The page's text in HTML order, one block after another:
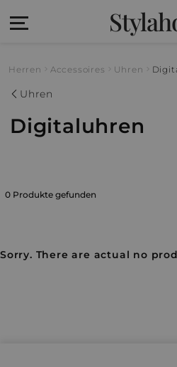
Herren Accessoires Uhren
Uhren
Digitaluhren
0 Produkte gefunden
Sorry. There are actual no